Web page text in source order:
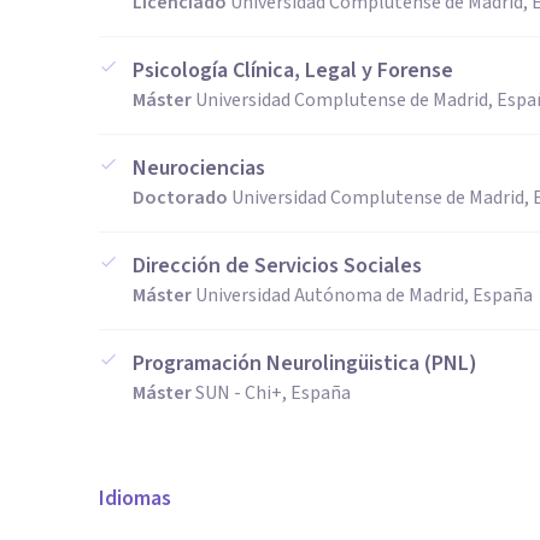
Psicología Clínica, Legal y Forense
MásterUniversidad Complutense de Madrid,
Neurociencias
Doctorado Universidad Complutense de Madrid,
Dirección de Servicios Sociales
MásterUniversidad Autónoma de Madrid, España
Programación Neurolingüistica (PNL)
MásterSUN - Chi+, España
Idiomas